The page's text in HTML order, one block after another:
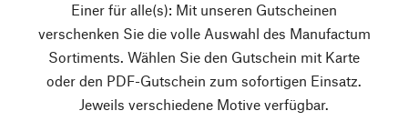
Einer für alle(s): Mit unseren Gutscheinen
verschenken Sie die volle Auswahl des Manufactum
Sortiments. Wählen Sie den Gutschein mit Karte
oder den PDF-Gutschein zum sofortigen Einsatz.
Jeweils verschiedene Motive verfügbar.